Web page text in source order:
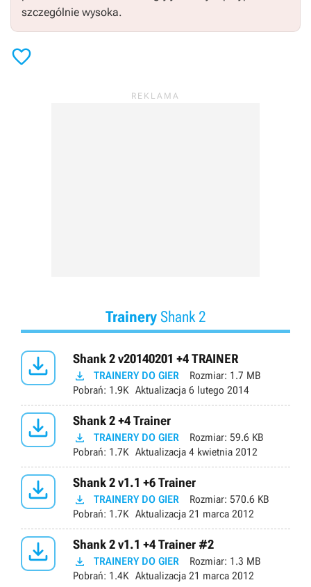
szczególnie wysoka.

TraineryShank 2
 Shank 2 v20140201 +4 TRAINER
 TRAINERY DO GIER Rozmiar: 1.7 MB
Pobrań: 1.9K Aktualizacja 6 lutego 2014
 Shank 2 +4 Trainer
 TRAINERY DO GIER Rozmiar: 59.6 KB
Pobrań: 1.7K Aktualizacja 4 kwietnia 2012
 Shank 2 v1.1 +6 Trainer
 TRAINERY DO GIER Rozmiar: 570.6 KB
Pobrań: 1.7K Aktualizacja 21 marca 2012
 Shank 2 v1.1 +4 Trainer #2
 TRAINERY DO GIER Rozmiar: 1.3 MB
Pobrań: 1.4K Aktualizacja 21 marca 2012